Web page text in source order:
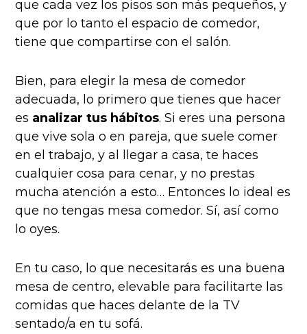
que cada vez los pisos son más pequeños, y
que por lo tanto el espacio de comedor,
tiene que compartirse con el salón.
Bien, para elegir la mesa de comedor
adecuada, lo primero que tienes que hacer
es analizar tus hábitos. Si eres una persona
que vive sola o en pareja, que suele comer
en el trabajo, y al llegar a casa, te haces
cualquier cosa para cenar, y no prestas
mucha atención a esto… Entonces lo ideal es
que no tengas mesa comedor. Sí, así como
lo oyes.
En tu caso, lo que necesitarás es una buena
mesa de centro, elevable para facilitarte las
comidas que haces delante de la TV
sentado/a en tu sofá.